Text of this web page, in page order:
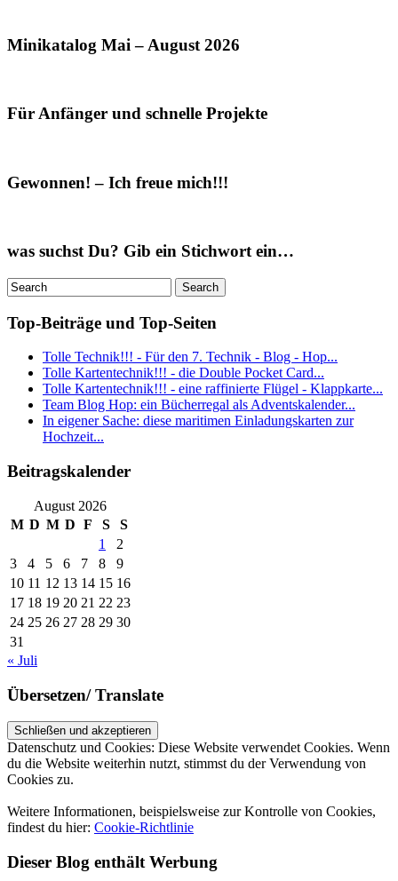
Minikatalog Mai – August 2026
Für Anfänger und schnelle Projekte
Gewonnen! – Ich freue mich!!!
was suchst Du? Gib ein Stichwort ein…
Top-Beiträge und Top-Seiten
Tolle Technik!!! - Für den 7. Technik - Blog - Hop...
Tolle Kartentechnik!!! - die Double Pocket Card...
Tolle Kartentechnik!!! - eine raffinierte Flügel - Klappkarte...
Team Blog Hop: ein Bücherregal als Adventskalender...
In eigener Sache: diese maritimen Einladungskarten zur
Hochzeit...
Beitragskalender
August 2026
M D M D F S
S
1
2
3
4 5 6 7 8
9
10 11 12 13 14 15 16
17 18 19 20 21 22 23
24 25 26 27 28 29 30
31
« Juli
Übersetzen/ Translate
Datenschutz und Cookies: Diese Website verwendet Cookies. Wenn
du die Website weiterhin nutzt, stimmst du der Verwendung von
Cookies zu.
Weitere Informationen, beispielsweise zur Kontrolle von Cookies,
findest du hier: Cookie-Richtlinie
Dieser Blog enthält Werbung